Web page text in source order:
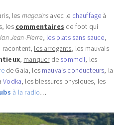
les magasins avec le chauffage à
les commentaires de foot qui
Jean-Pierre les plats sans sauce
les arrogants , les mauvais
, manquerde sommeil , les
de Gala, les mauvais conducteurs , la
Vodka , les blessures physiques, les
à la radio …